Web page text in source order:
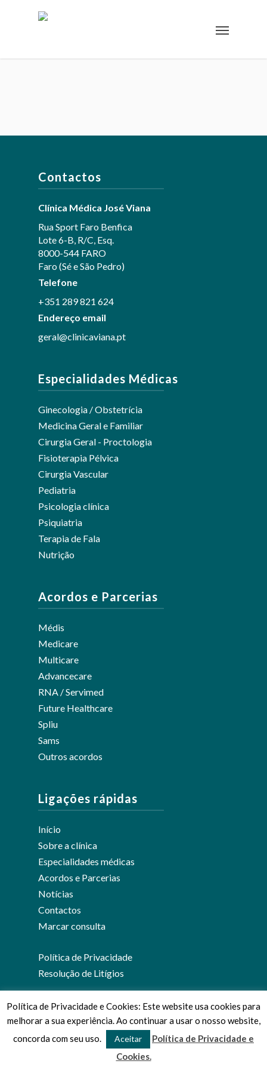
Contactos
Clínica Médica José Viana
Rua Sport Faro Benfica
Lote 6-B, R/C, Esq.
8000-544 FARO
Faro (Sé e São Pedro)
Telefone
+351 289 821 624
Endereço email
geral@clinicaviana.pt
Especialidades Médicas
Ginecologia / Obstetrícia
Medicina Geral e Familiar
Cirurgia Geral - Proctologia
Fisioterapia Pélvica
Cirurgia Vascular
Pediatria
Psicologia clínica
Psiquiatria
Terapia de Fala
Nutrição
Acordos e Parcerias
Médis
Medicare
Multicare
Advancecare
RNA / Servimed
Future Healthcare
Spliu
Sams
Outros acordos
Ligações rápidas
Início
Sobre a clínica
Especialidades médicas
Acordos e Parcerias
Notícias
Contactos
Marcar consulta
Política de Privacidade
Resolução de Litígios
© 2026 Clínica Médica José Viana.
Política de Privacidade e Cookies: Este website usa cookies para
melhorar a sua experiência. Ao continuar a usar o nosso website,
concorda com seu uso.
Aceitar
Política de Privacidade e
Cookies.